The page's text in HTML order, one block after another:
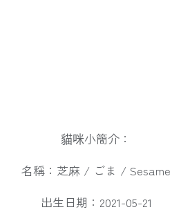
貓咪小簡介：
名稱：芝麻 / ごま / Sesame
出生日期：2021-05-21